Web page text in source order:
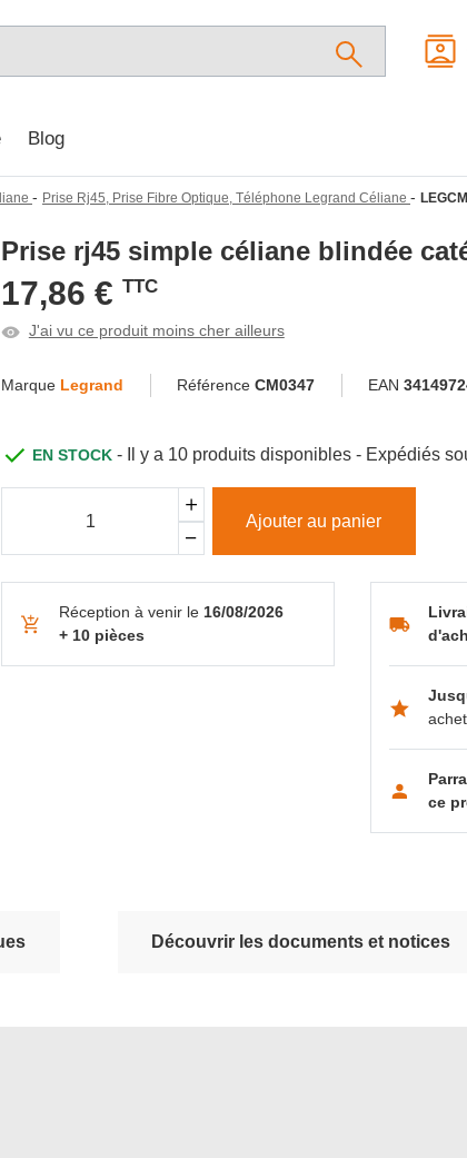
Blog
- Prise Rj45, Prise Fibre Optique, Téléphone Legrand Céliane -
Prise rj45 simple céliane blindée
17,86 € TTC
J'ai vu ce produit moins cher ailleurs
Marque Legrand Référence CM0347 EAN
EN STOCK- Il y a 10 produits disponibles - Expédiés
Ajouter au panier
Réception à venir le16/08/2026
+ 10 pièces
ce
Découvrir les documents et notices